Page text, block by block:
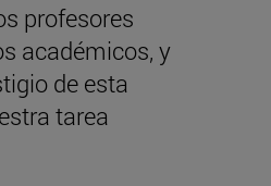
profesores
académicos, y
de esta
tarea